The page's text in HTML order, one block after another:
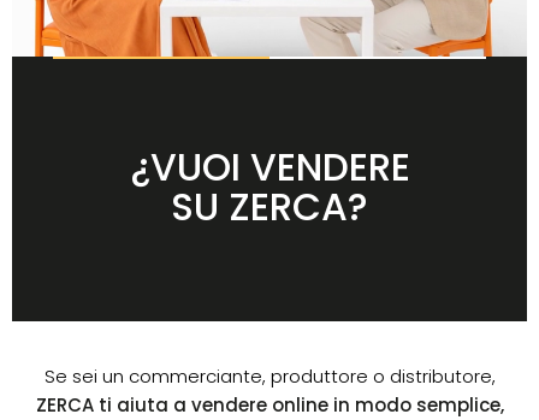
¿VUOI VENDERE
SU ZERCA?
Se sei un commerciante, produttore o distributore,
ZERCA ti aiuta a vendere online in modo semplice,